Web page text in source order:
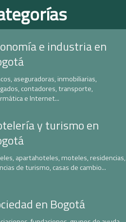
e industria en
aseguradoras, inmobiliarias,
contadores, transporte,
e Internet...
y turismo en
apartahoteles, moteles, residencias,
de turismo, casas de cambio...
en Bogotá